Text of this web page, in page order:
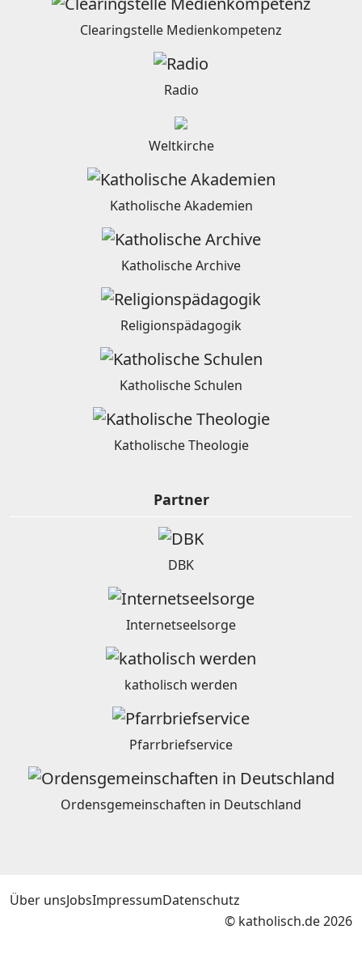
Clearingstelle Medienkompetenz
Radio
Weltkirche
Katholische Akademien
Katholische Archive
Religionspädagogik
Katholische Schulen
Katholische Theologie
Partner
DBK
Internetseelsorge
katholisch werden
Pfarrbriefservice
Ordensgemeinschaften in Deutschland
Über unsJobsImpressumDatenschutz
© katholisch.de 2026